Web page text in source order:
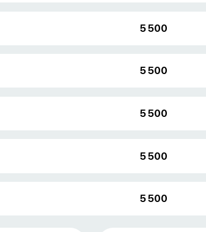
5 500
5 500
5 500
5 500
5 500